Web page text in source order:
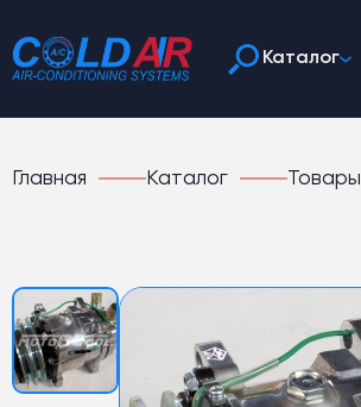
Каталог
Главная Каталог Товары